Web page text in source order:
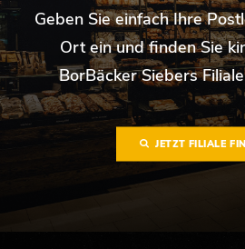
Geben Sie einfach Ihre
Ort ein und finden Sie
BorBäcker Siebers
JETZT FILIALE